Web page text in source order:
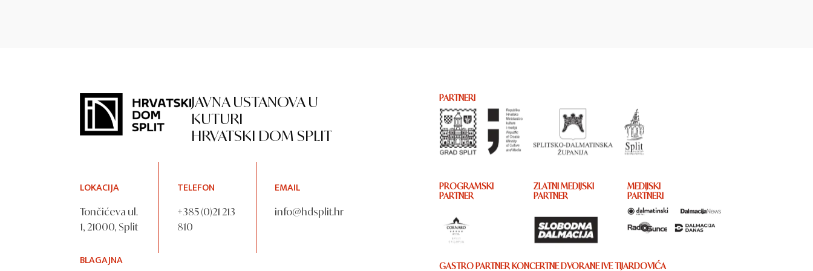
JAVNA USTANOVA U
KUTURI
HRVATSKI DOM SPLIT
LOKACIJA
Tončićeva ul.
1, 21000, Split
TELEFON
+385 (0)21 213
810
EMAIL
info@hdsplit.hr
BLAGAJNA
PARTNERI
PROGRAMSKI
PARTNER
ZLATNI MEDIJSKI
PARTNER
MEDIJSKI
PARTNERI
GASTRO PARTNER KONCERTNE DVORANE IVE TIJARDOVIĆA